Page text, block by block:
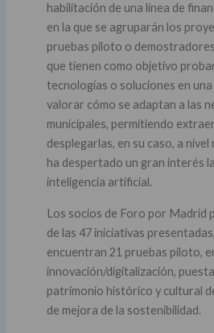
habilitación de una línea de
en la que se agruparán los
pruebas piloto o
que tienen como objetivo
tecnologías o soluciones en
valorar cómo se adaptan a las
municipales, permitiendo
desplegarlas, en su caso, a nivel
ha despertado un gran interés
inteligencia artificial.
Los socios de Foro por Madrid
de las 47 iniciativas
encuentran 21 pruebas piloto,
innovación/digitalización,
patrimonio histórico y cultural
de mejora de la sostenibilidad.